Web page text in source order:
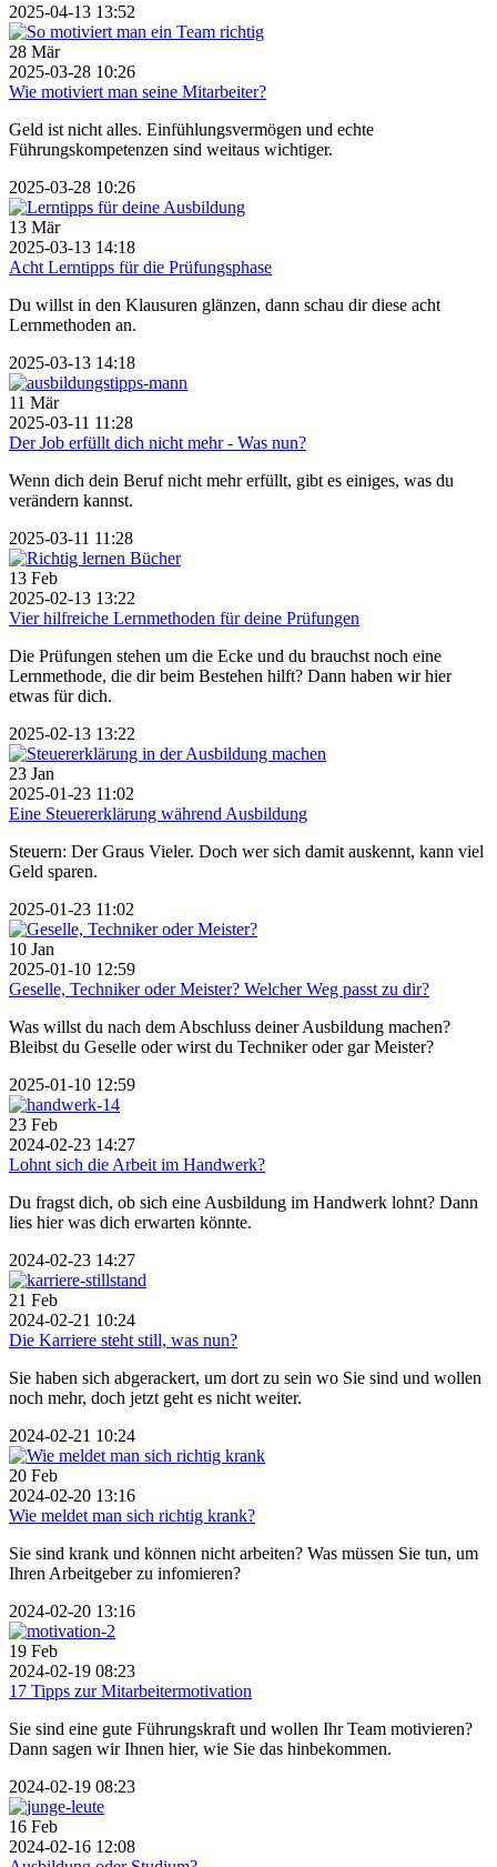
2025-04-13 13:52
28 Mär
2025-03-28 10:26
Wie motiviert man seine Mitarbeiter?
Geld ist nicht alles. Einfühlungsvermögen und echte
Führungskompetenzen sind weitaus wichtiger.
2025-03-28 10:26
13 Mär
2025-03-13 14:18
Acht Lerntipps für die Prüfungsphase
Du willst in den Klausuren glänzen, dann schau dir diese acht
Lernmethoden an.
2025-03-13 14:18
11 Mär
2025-03-11 11:28
Der Job erfüllt dich nicht mehr - Was nun?
Wenn dich dein Beruf nicht mehr erfüllt, gibt es einiges, was du
verändern kannst.
2025-03-11 11:28
13 Feb
2025-02-13 13:22
Vier hilfreiche Lernmethoden für deine Prüfungen
Die Prüfungen stehen um die Ecke und du brauchst noch eine
Lernmethode, die dir beim Bestehen hilft? Dann haben wir hier
etwas für dich.
2025-02-13 13:22
23 Jan
2025-01-23 11:02
Eine Steuererklärung während Ausbildung
Steuern: Der Graus Vieler. Doch wer sich damit auskennt, kann viel
Geld sparen.
2025-01-23 11:02
10 Jan
2025-01-10 12:59
Geselle, Techniker oder Meister? Welcher Weg passt zu dir?
Was willst du nach dem Abschluss deiner Ausbildung machen?
Bleibst du Geselle oder wirst du Techniker oder gar Meister?
2025-01-10 12:59
23 Feb
2024-02-23 14:27
Lohnt sich die Arbeit im Handwerk?
Du fragst dich, ob sich eine Ausbildung im Handwerk lohnt? Dann
lies hier was dich erwarten könnte.
2024-02-23 14:27
21 Feb
2024-02-21 10:24
Die Karriere steht still, was nun?
Sie haben sich abgerackert, um dort zu sein wo Sie sind und wollen
noch mehr, doch jetzt geht es nicht weiter.
2024-02-21 10:24
20 Feb
2024-02-20 13:16
Wie meldet man sich richtig krank?
Sie sind krank und können nicht arbeiten? Was müssen Sie tun, um
Ihren Arbeitgeber zu infomieren?
2024-02-20 13:16
19 Feb
2024-02-19 08:23
17 Tipps zur Mitarbeitermotivation
Sie sind eine gute Führungskraft und wollen Ihr Team motivieren?
Dann sagen wir Ihnen hier, wie Sie das hinbekommen.
2024-02-19 08:23
16 Feb
2024-02-16 12:08